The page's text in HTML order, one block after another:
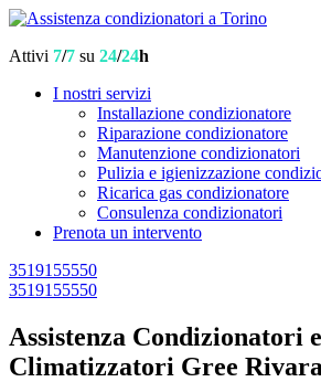
Attivi 7/7 su 24/24h
I nostri servizi
Installazione condizionatore
Riparazione condizionatore
Manutenzione condizionatori
Pulizia e igienizzazione
Ricarica gas condizionatore
Consulenza condizionatori
Prenota un intervento
3519155550
3519155550
Assistenza Condizionatori e
Climatizzatori Gree Rivara